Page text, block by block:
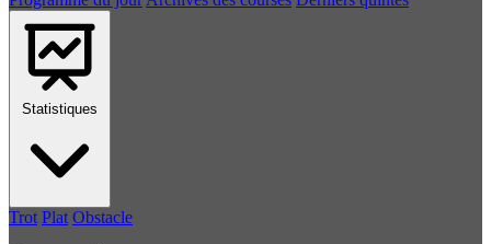
Statistiques
Trot Plat Obstacle